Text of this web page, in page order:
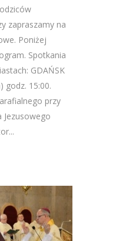
zapraszamy na
Poniżej
Spotkania
GDAŃSK
godz. 15:00.
przy
Jezusowego